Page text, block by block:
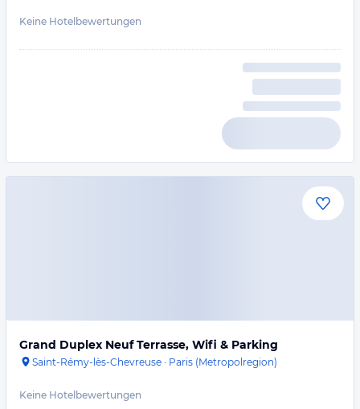
Keine Hotelbewertungen
Grand Duplex Neuf Terrasse, Wifi & Parking
Saint-Rémy-lès-Chevreuse · Paris (Metropolregion)
Keine Hotelbewertungen